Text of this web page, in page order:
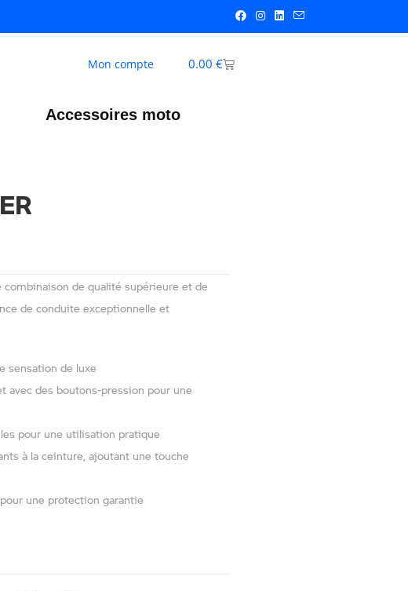
Mon compte 0.00 €
Accessoires moto
de qualité supérieure et de
de conduite exceptionnelle et
sensation de luxe
avec des boutons-pression pour une
pour une utilisation pratique
à la ceinture, ajoutant une touche
une protection garantie